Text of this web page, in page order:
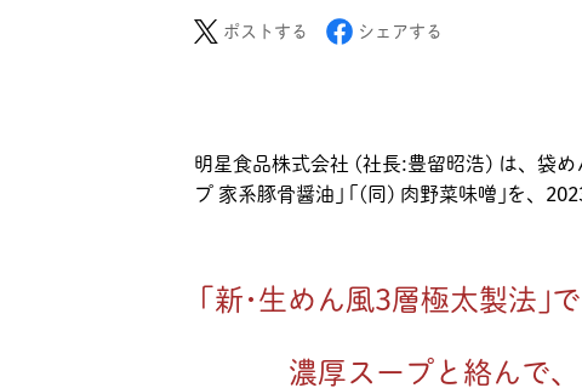
ポストする シェアする
明星食品株式会社 (社長:豊留昭浩) は、袋
プ 家系豚骨醤油｣ ｢(同) 肉野菜味噌｣を、
｢新･生めん風3層極太製法｣
濃厚スープと絡んで